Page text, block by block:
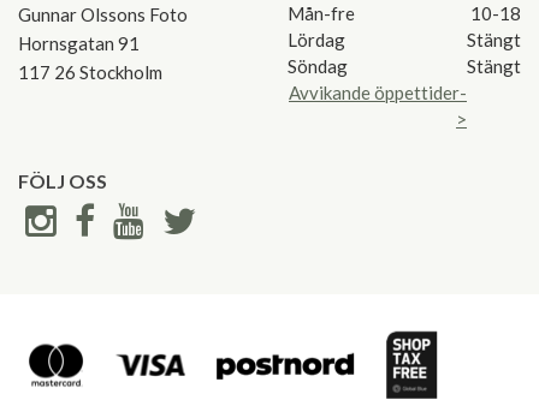
Gunnar Olssons Foto
Hornsgatan 91
117 26 Stockholm
Mån-fre
10-18
Lördag
Stängt
Söndag
Stängt
Avvikande öppettider-
>
FÖLJ OSS